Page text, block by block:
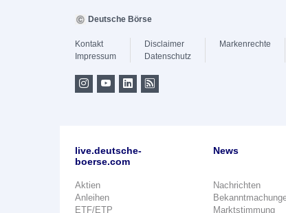
Deutsche Börse
Kontakt
Impressum
Disclaimer
Datenschutz
Markenrechte
live.deutsche-
boerse.com
Aktien
Anleihen
ETF/ETP
News
Nachrichten
Marktstimmung